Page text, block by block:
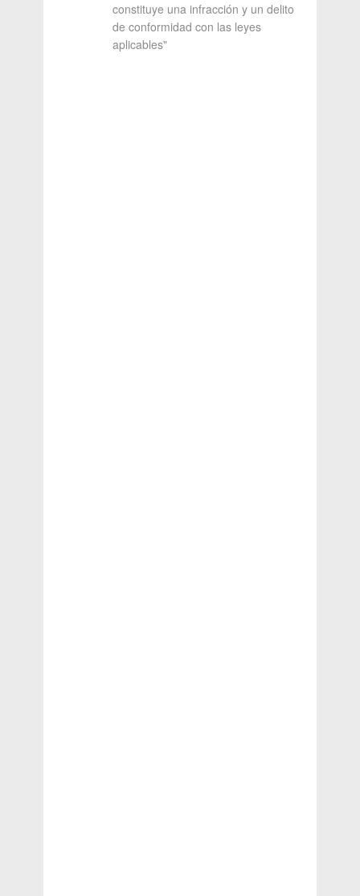
constituye una infracción y un delito
de conformidad con las leyes
aplicables"